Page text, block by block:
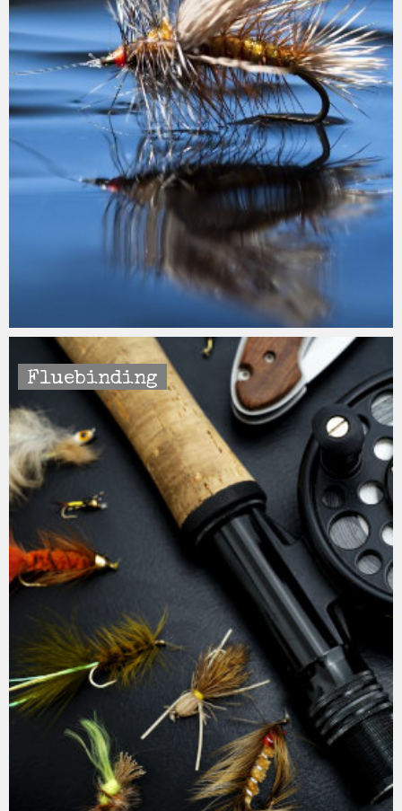
Fluebinding